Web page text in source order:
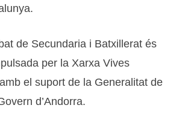
de Secundaria i Batxillerat és
per la Xarxa Vives
el suport de la Generalitat de
d’Andorra.